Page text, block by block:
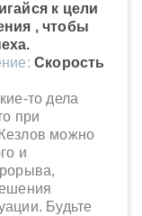
к цели
, чтобы
Скорость
то дела
при
можно
и
Будьте